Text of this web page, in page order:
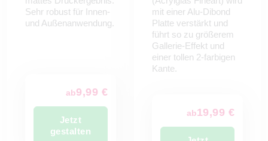
Sehr robust für Innen-
und Außenanwendung.
ab9,99 €
Jetzt
gestalten
mit einer Alu-Dibond
Platte verstärkt und
führt so zu größerem
Gallerie-Effekt und
einer tollen 2-farbigen
Kante.
ab19,99 €